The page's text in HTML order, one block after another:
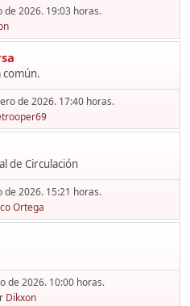
de 2026. 19:03 horas.
común.
de 2026. 17:40 horas.
de Circulación
de 2026. 15:21 horas.
Ortega
de 2026. 10:00 horas.
Dikxon